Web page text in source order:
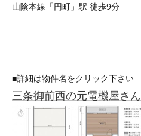
山陰本線「円町」駅 徒歩9分
■詳細は物件名をクリック下さい
三条御前西の元電機屋さん